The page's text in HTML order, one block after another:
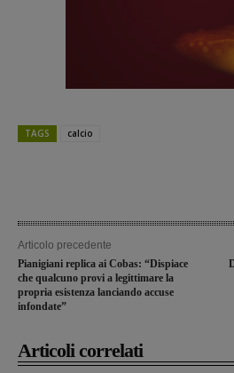
TAGS calcio
Articolo precedente
Pianigiani replica ai Cobas: “Dispiace
che qualcuno provi a legittimare la
propria esistenza lanciando accuse
infondate”
Articoli correlati